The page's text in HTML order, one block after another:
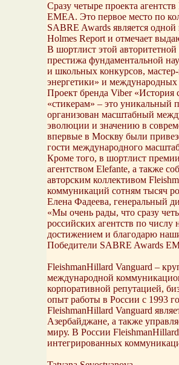
Сразу четыре проекта
EMEA. Это первое место по
SABRE Awards является
Holmes Report и отмечает
В шортлист этой
престижа фундаментальной
и школьных конкурсов,
энергетики» и
Проект бренда Viber «История
«стикерам» – это уникальный
организован масштабный
эволюции и значению в
впервые в Москву были
гости международного
Кроме того, в шортлист
агентством Elefante, а также
авторским коллективом
коммуникаций сотням тысяч
Елена Фадеева, генеральный
«Мы очень рады, что сразу
российских агентств по
достижением и благодарю
Победители SABRE Awards
FleishmanHillard Vanguard –
международной
корпоративной репутацией,
опыт работы в России с 1993
FleishmanHillard Vanguard
Азербайджане, а также
миру. В России
интегрированных